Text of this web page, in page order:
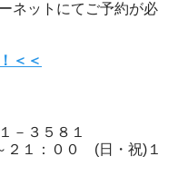
ネットにてご予約が必
＜＜
－３５８１
２１：００ (日・祝)１